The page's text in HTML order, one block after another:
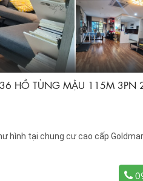
HỒ TÙNG MẬU 115M 3PN
hình tại chung cư cao cấp